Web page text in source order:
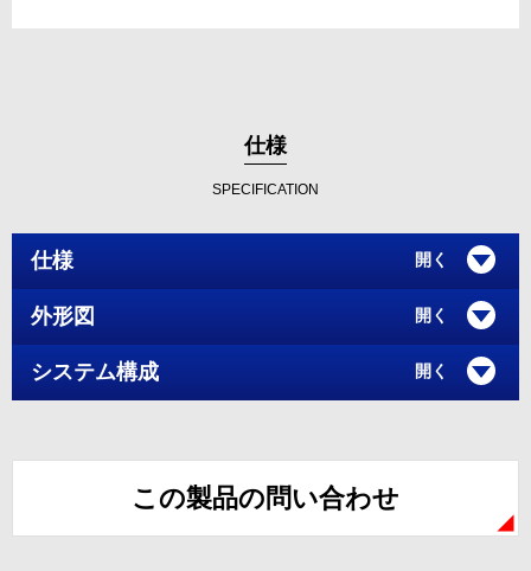
仕様
SPECIFICATION
仕様
外形図
システム構成
この製品の問い合わせ